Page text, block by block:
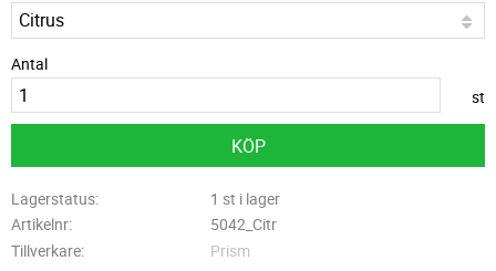
Antal
st
KÖP
Lagerstatus
1 st i lager
Artikelnr
5042_Citr
Tillverkare
Prism